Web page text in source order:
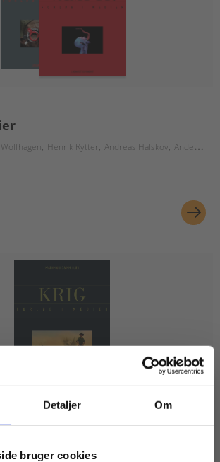
Detaljer Om
bruger cookies
Henrik Rytter Andreas Halskov Anders Lysne
Martin Houlind
og find masterclasses mm.